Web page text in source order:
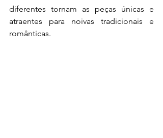
diferentes tornam as peças únicas e
atraentes para noivas tradicionais e
românticas.